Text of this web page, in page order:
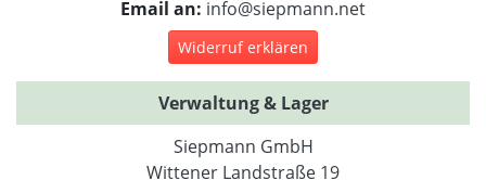
Email an: info@siepmann.net
Widerruf erklären
Verwaltung & Lager
Siepmann GmbH
Wittener Landstraße 19